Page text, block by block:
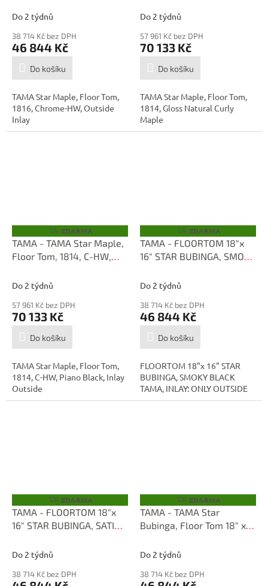
Inlay TMF1816S-PBK
Do 2 týdnů
38 714 Kč bez DPH
46 844 Kč
Do košíku
TAMA Star Maple, Floor Tom,
1816, Chrome-HW, Outside
Inlay
TMB1814S-RGCM
Do 2 týdnů
57 961 Kč bez DPH
70 133 Kč
Do košíku
TAMA Star Maple, Floor Tom,
1814, Gloss Natural Curly
Maple
Z
D
A
R
ZDARMA
TAMA - TAMA Star Maple,
Floor Tom, 1814, C-HW,
TMB1814S-PBK
Do 2 týdnů
57 961 Kč bez DPH
70 133 Kč
Do košíku
TAMA Star Maple, Floor Tom,
1814, C-HW, Piano Black, Inlay
Outside
Z
D
A
R
ZDARMA
TAMA - FLOORTOM 18"x
16" STAR BUBINGA, SMOKY
Do 2 týdnů
38 714 Kč bez DPH
46 844 Kč
Do košíku
FLOORTOM 18"x 16" STAR
BUBINGA, SMOKY BLACK
TAMA, INLAY: ONLY OUTSIDE
Z
D
A
R
ZDARMA
TAMA - FLOORTOM 18"x
16" STAR BUBINGA, SATIN
SBM
Do 2 týdnů
38 714 Kč bez DPH
Z
D
A
R
ZDARMA
TAMA - TAMA Star
Bubinga, Floor Tom 18" x
TBF1816S-SAC
Do 2 týdnů
38 714 Kč bez DPH